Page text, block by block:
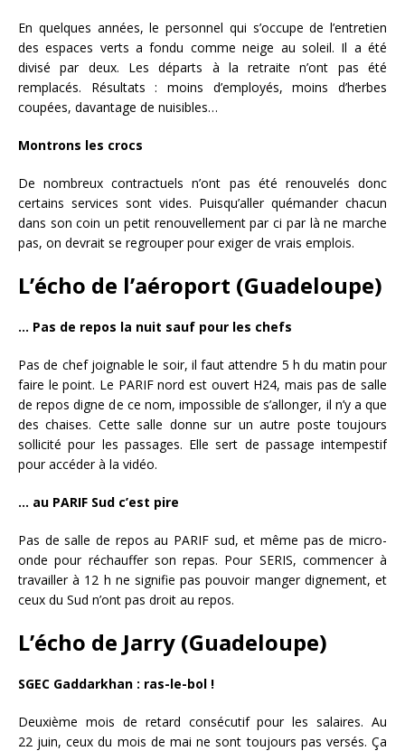
En quelques années, le personnel qui s’occupe de l’entretien
des espaces verts a fondu comme neige au soleil. Il a été
divisé par deux. Les départs à la retraite n’ont pas été
remplacés. Résultats : moins d’employés, moins d’herbes
coupées, davantage de nuisibles…
Montrons les crocs
De nombreux contractuels n’ont pas été renouvelés donc
certains services sont vides. Puisqu’aller quémander chacun
dans son coin un petit renouvellement par ci par là ne marche
pas, on devrait se regrouper pour exiger de vrais emplois.
L’écho de l’aéroport (Guadeloupe)
… Pas de repos la nuit sauf pour les chefs
Pas de chef joignable le soir, il faut attendre 5 h du matin pour
faire le point. Le PARIF nord est ouvert H24, mais pas de salle
de repos digne de ce nom, impossible de s’allonger, il n’y a que
des chaises. Cette salle donne sur un autre poste toujours
sollicité pour les passages. Elle sert de passage intempestif
pour accéder à la vidéo.
… au PARIF Sud c’est pire
Pas de salle de repos au PARIF sud, et même pas de micro-
onde pour réchauffer son repas. Pour SERIS, commencer à
travailler à 12 h ne signifie pas pouvoir manger dignement, et
ceux du Sud n’ont pas droit au repos.
L’écho de Jarry (Guadeloupe)
SGEC Gaddarkhan : ras-le-bol !
Deuxième mois de retard consécutif pour les salaires. Au
22 juin, ceux du mois de mai ne sont toujours pas versés. Ça